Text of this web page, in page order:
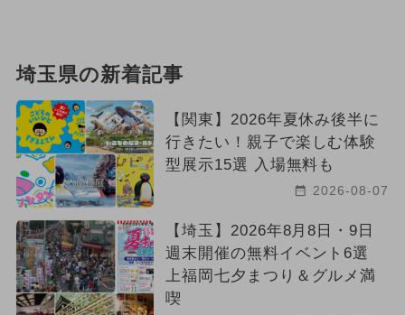
埼玉県の新着記事
【関東】2026年夏休み後半に
行きたい！親子で楽しむ体験
型展示15選 入場無料も
2026-08-07
【埼玉】2026年8月8日・9日
週末開催の無料イベント6選
上福岡七夕まつり＆グルメ満
喫